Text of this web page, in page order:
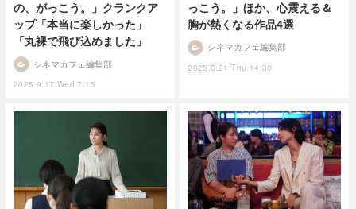
の、がっこう。」クランクア
ップ「本当に楽しかった」
「丸裸で飛び込めました」
2025.9.17 Wed 7:15
シネマカフェ編集部
っこう。」ほか、心震える＆
胸が熱くなる作品4選
2025.8.21 Thu 14:30
シネマカフェ編集部